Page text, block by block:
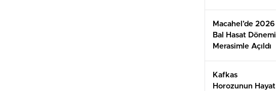
Devam Edeceğiz
Macahel’de 2026
Bal Hasat Dönemi
Merasimle Açıldı
Kafkas
Horozunun Hayat